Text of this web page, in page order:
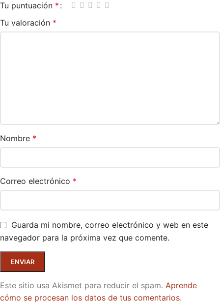
Tu puntuación *
Tu valoración *
Nombre *
Correo electrónico *
Guarda mi nombre, correo electrónico y web en este
navegador para la próxima vez que comente.
Este sitio usa Akismet para reducir el spam. Aprende
cómo se procesan los datos de tus comentarios.